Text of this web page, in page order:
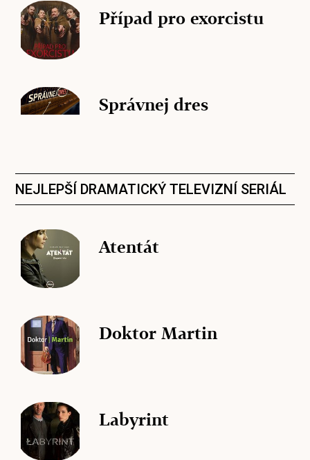
Případ pro exorcistu
Správnej dres
NEJLEPŠÍ DRAMATICKÝ TELEVIZNÍ SERIÁL
Atentát
Doktor Martin
Labyrint